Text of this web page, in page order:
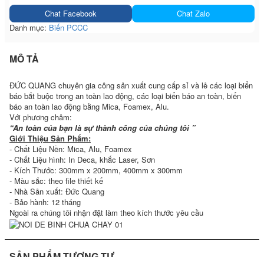
Chat Facebook
Chat Zalo
Danh mục: Biến PCCC
MÔ TẢ
ĐỨC QUANG chuyên gia công sản xuất cung cấp sỉ và lẻ các loại biển
báo bắt buộc trong an toàn lao động, các loại biển báo an toàn, biển
báo an toàn lao động bằng Mica, Foamex, Alu.
Với phương châm:
“An toàn của bạn là sự thành công của chúng tôi ”
Giới Thiệu Sản Phẩm:
- Chất Liệu Nền: Mica, Alu, Foamex
- Chất Liệu hình: In Deca, khắc Laser, Sơn
- Kích Thước: 300mm x 200mm, 400mm x 300mm
- Màu sắc: theo file thiết kế
- Nhà Sản xuất: Đức Quang
- Bảo hành: 12 tháng
Ngoài ra chúng tôi nhận đặt làm theo kích thước yêu cầu